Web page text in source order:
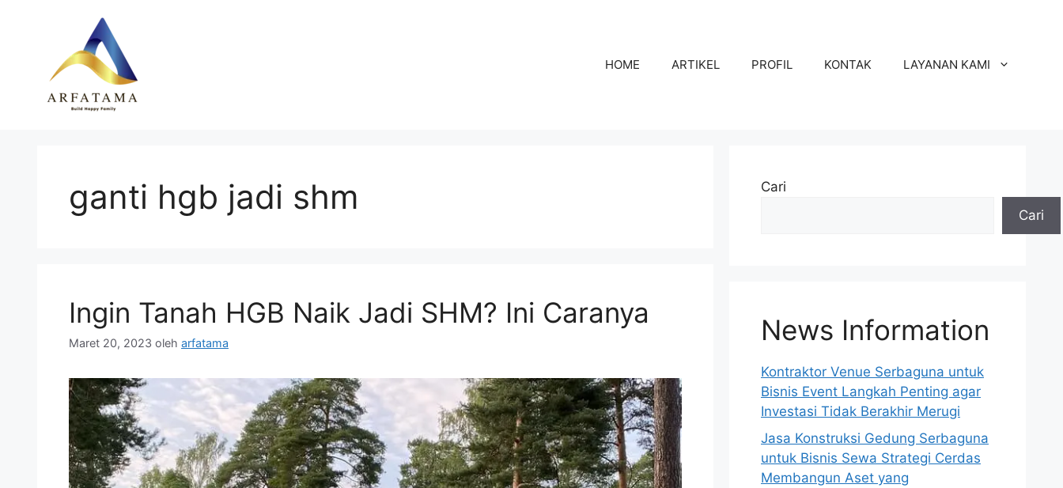
HOME ARTIKEL PROFIL KONTAK LAYANAN KAMI
ganti hgb jadi shm
Ingin Tanah HGB Naik Jadi SHM? Ini Caranya
Maret 20, 2023 oleh arfatama
Cari
Cari
News Information
Kontraktor Venue Serbaguna untuk
Bisnis Event Langkah Penting agar
Investasi Tidak Berakhir Merugi
Jasa Konstruksi Gedung Serbaguna
untuk Bisnis Sewa Strategi Cerdas
Membangun Aset yang